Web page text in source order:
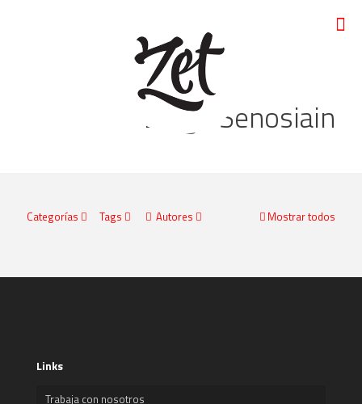
Diego Senosiain
Categorías Tags Autores Mostrar todos
Links
Trabaja con nosotros